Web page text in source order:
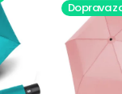
Doprava